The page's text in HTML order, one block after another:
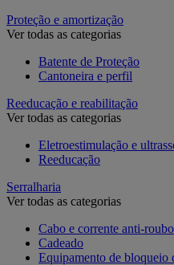
Proteção e amortização
Ver todas as categorias
Batente de Proteção
Cantoneira e perfil
Reeducação e reabilitação
Ver todas as categorias
Eletroestimulação e
Reeducação
Serralharia
Ver todas as categorias
Cabo e corrente anti-roubo
Cadeado
Equipamento de bloqueio